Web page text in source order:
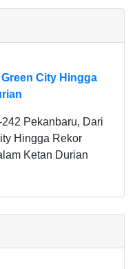
City Hingga
Pekanbaru, Dari
Hingga Rekor
Ketan Durian